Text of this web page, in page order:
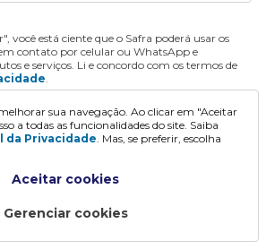
você está ciente que o Safra poderá usar os
contato por celular ou WhatsApp e
e serviços. Li e concordo com os termos de
.
Continuar
sua navegação. Ao clicar em "Aceitar
a todas as funcionalidades do site. Saiba
da Privacidade. Mas, se preferir, escolha
Aceitar cookies
Gerenciar cookies